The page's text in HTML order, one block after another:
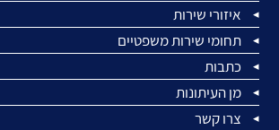
איזורי שירות
תחומי שירות משפטיים
כתבות
מן העיתונות
צרו קשר